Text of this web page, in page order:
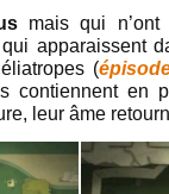
mais qui
apparaissent
(
contiennent en
leur âme